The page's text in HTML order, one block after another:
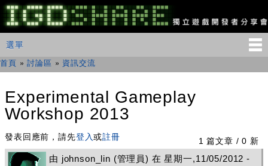
移
至
主
IGDSHARE
獨
遊
者
分
會
主選單
選單
您在這裡
首頁 »討論區 » 資訊交流
Experimental Gameplay
Workshop 2013
1 篇文章 / 0 新
發表回應前，請先登入或註冊
由 johnson_lin (管理員) 在 星期一,11/05/2012 -